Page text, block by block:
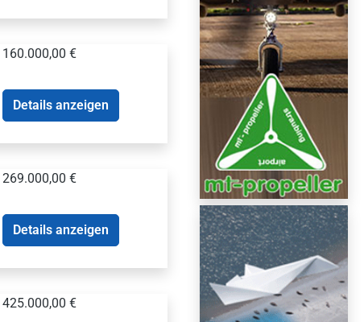
160.000,00 €
Details anzeigen
269.000,00 €
Details anzeigen
425.000,00 €